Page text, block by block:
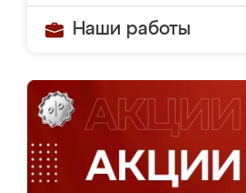
Наши работы